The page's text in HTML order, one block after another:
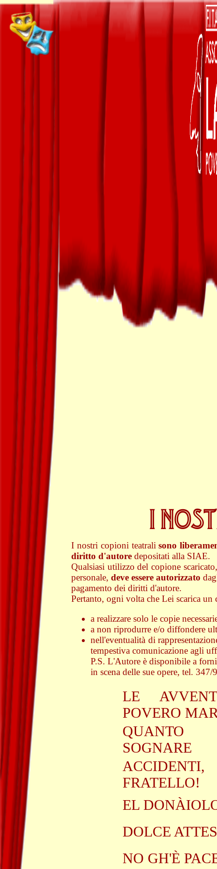
I
I nostri copioni teatralisono
diritto d'autore depositati alla SIAE.
Qualsiasi utilizzo del copione
personale,deve essere autorizzato
pagamento dei diritti d'autore.
Pertanto, ogni volta che Lei scarica
a realizzare solo le copie
a non riprodurre e/o diffondere
nell'eventualità di
tempestiva comunicazione agli
P.S. L'Autore è disponibile a
in scena delle sue opere, tel. 347/
LE
POVERO
QUANTO
SOGNARE
FRATELLO!
EL
DOLCE
NO GH'È